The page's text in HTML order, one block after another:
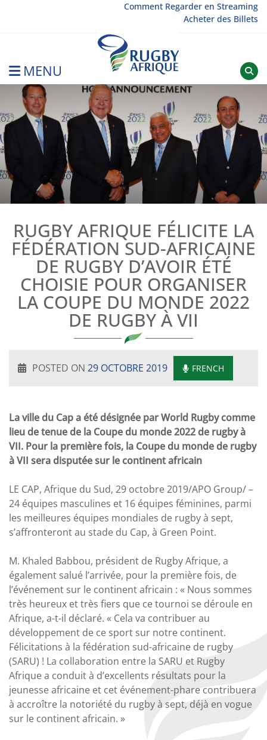
Comment Regarder en Streaming
Acheter des Billets
MENU
Rugby Afrique
RUGBY AFRIQUE FÉLICITE LA
FÉDÉRATION SUD-AFRICAINE
DE RUGBY D’AVOIR ÉTÉ
CHOISIE POUR ORGANISER
LA COUPE DU MONDE 2022
DE RUGBY À VII
POSTED ON 29 OCTOBRE 2019 FRENCH
La ville du Cap a été désignée par World Rugby comme
lieu de tenue de la Coupe du monde 2022 de rugby à
VII. Pour la première fois, la Coupe du monde de rugby
à VII sera disputée sur le continent africain
LE CAP, Afrique du Sud, 29 octobre 2019/APO Group/ –
24 équipes masculines et 16 équipes féminines, parmi
les meilleures équipes mondiales de rugby à sept,
s’affronteront au stade du Cap, à Green Point.
M. Khaled Babbou, président de Rugby Afrique, a
également salué l’arrivée, pour la première fois, de
l’événement sur le continent africain : « Nous sommes
très heureux et très fiers que ce tournoi se déroule en
Afrique, a-t-il déclaré. « Cela va contribuer au
développement de ce sport sur notre continent.
Félicitations à la fédération sud-africaine de rugby
(SARU) ! La collaboration entre la SARU et Rugby
Afrique a conduit à d’excellents résultats pour la
jeunesse africaine et cet événement-phare contribuera
à accroître la notoriété du rugby à sept, déjà en vogue
sur le continent africain. »